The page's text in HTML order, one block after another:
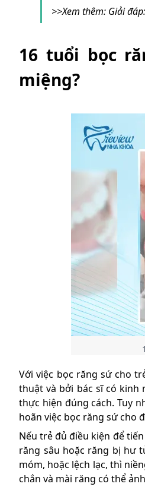
>>Xem thêm: Giải đáp:
16 tuổi bọc
miệng?
Với việc bọc răng sứ cho
thuật và bởi bác sĩ có kinh
thực hiện đúng cách. Tuy
hoãn việc bọc răng sứ
Nếu trẻ đủ điều kiện để
răng sâu hoặc răng bị hư
móm, hoặc lệch lạc, thì
chắn và mài răng có thể